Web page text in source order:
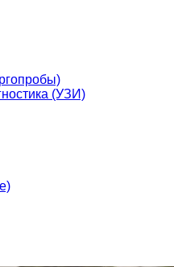
(УЗИ)